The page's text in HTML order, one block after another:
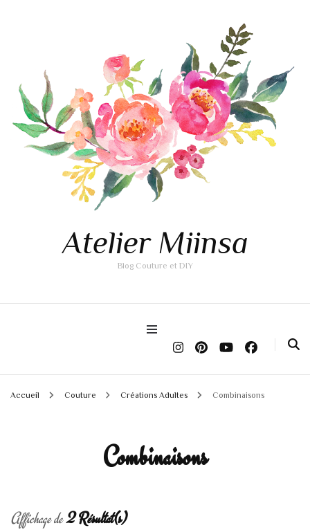
Atelier Miinsa
Blog Couture et DIY
Accueil Couture Créations Adultes Combinaisons
Combinaisons
Affichage de2 Résultat(s)